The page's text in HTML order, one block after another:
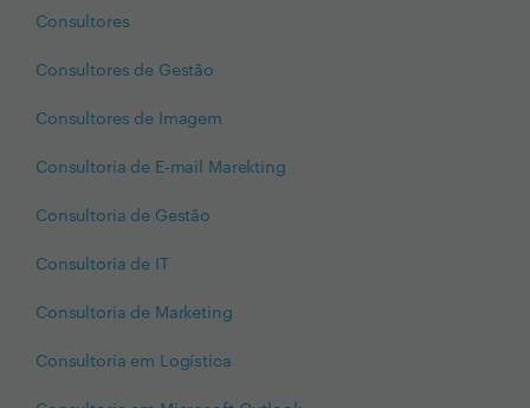
Consultores
Consultores de Gestão
Consultores de Imagem
Consultoria de E-mail Marekting
Consultoria de Gestão
Consultoria de IT
Consultoria de Marketing
Consultoria em Logística